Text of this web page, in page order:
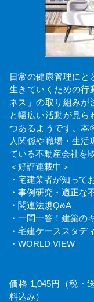
日常の健康管理に
生きていくための行
ネス」の取り組み
と幅広い活動が見ら
つあるようです。本
人関係や職場・生活
ている不動産会社を
＜好評連載中＞
・宅建業者が知って
・事例研究・適正な
・関連法規Q&A
・一問一答！建築の
・宅建ケーススタ
・WORLD VIEW
価格 1,045円（税・
料込み）